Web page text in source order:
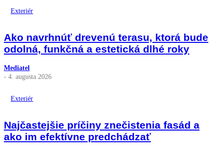
Exteriér
Ako navrhnúť drevenú terasu, ktorá bude
odolná, funkčná a estetická dlhé roky
Mediatel
- 4. augusta 2026
Exteriér
Najčastejšie príčiny znečistenia fasád a
ako im efektívne predchádzať